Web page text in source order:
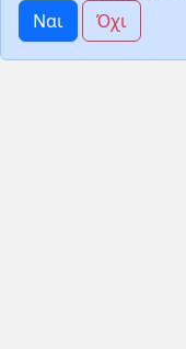
Ναι
Όχι